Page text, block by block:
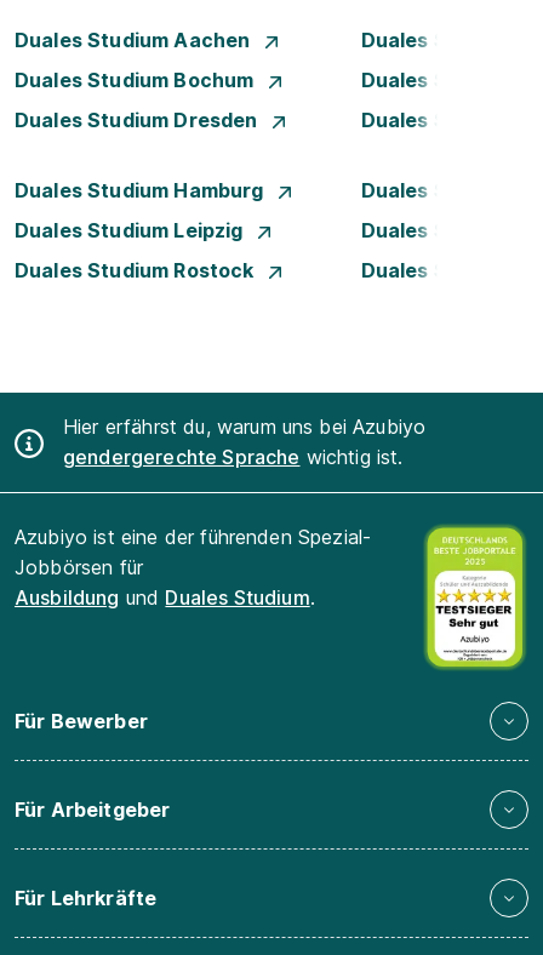
Duales Studium Aachen
Duales Studium
Duales Studium Bochum
Duales Studium
Duales Studium Dresden
Duales Studium
Duales Studium Hamburg
Duales Studium
Duales Studium Leipzig
Duales Studium
Duales Studium Rostock
Duales Studium
Hier erfährst du, warum uns bei Azubiyo
gendergerechte Sprache wichtig ist.
Azubiyo ist eine der führenden Spezial-
Jobbörsen für
Ausbildung und Duales Studium.
Für Bewerber
Für Arbeitgeber
Für Lehrkräfte